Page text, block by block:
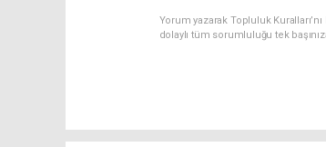
Yorum yazarak Topluluk
dolaylı tüm sorumluluğu tek